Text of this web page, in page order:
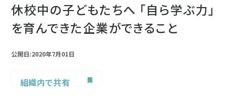
休校中の子どもたちへ 「自ら学ぶ力」
を育んできた企業ができること
公開日:2020年7月01日
組織内で共有